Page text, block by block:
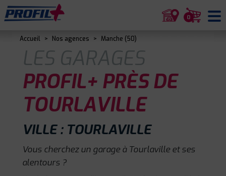
0
Accueil > Nos agences > Manche (50)
LES GARAGES
PROFIL+ PRÈS DE
TOURLAVILLE
VILLE : TOURLAVILLE
Vous cherchez un garage à Tourlaville et ses
alentours ?